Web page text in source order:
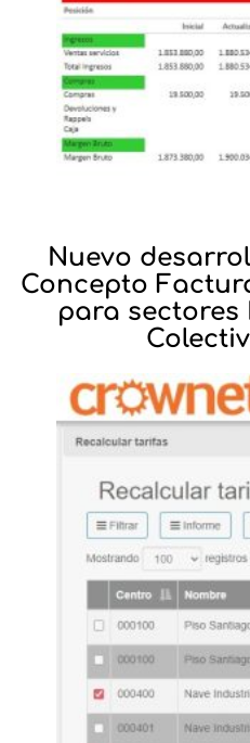
Nuevo
Concepto
para